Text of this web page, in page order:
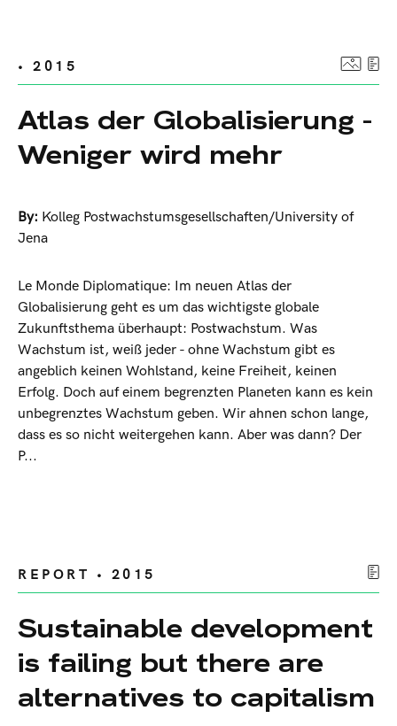
• 2015
Atlas der Globalisierung -
Weniger wird mehr
By: Kolleg Postwachstumsgesellschaften/University of
Jena
Le Monde Diplomatique: Im neuen Atlas der
Globalisierung geht es um das wichtigste globale
Zukunftsthema überhaupt: Postwachstum. Was
Wachstum ist, weiß jeder - ohne Wachstum gibt es
angeblich keinen Wohlstand, keine Freiheit, keinen
Erfolg. Doch auf einem begrenzten Planeten kann es kein
unbegrenztes Wachstum geben. Wir ahnen schon lange,
dass es so nicht weitergehen kann. Aber was dann? Der
P...
REPORT • 2015
Sustainable development
is failing but there are
alternatives to capitalism